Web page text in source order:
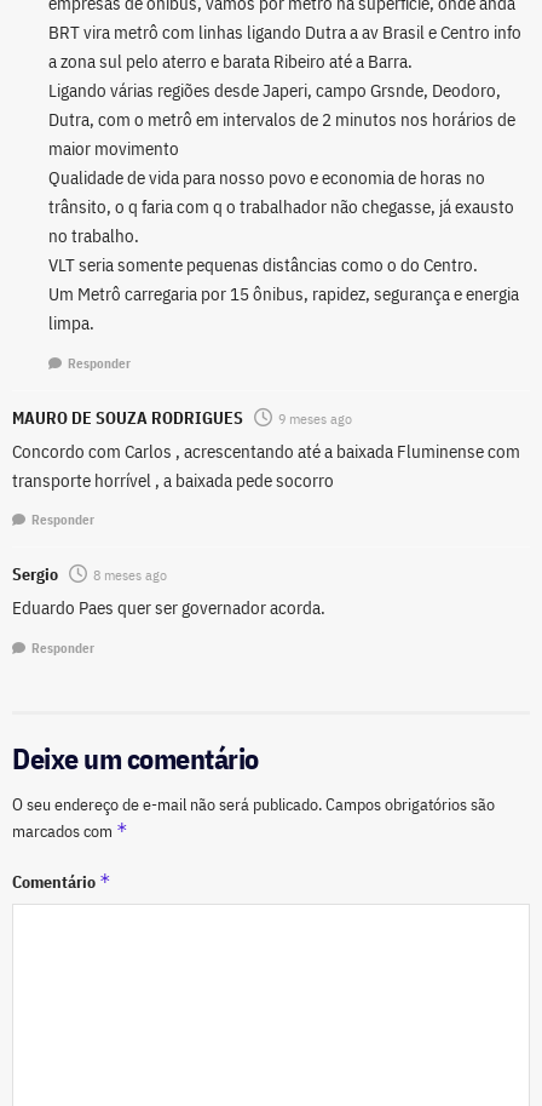
BRT vira metrô com linhas ligando Dutra a av Brasil e Centro info
a zona sul pelo aterro e barata Ribeiro até a Barra.
Ligando várias regiões desde Japeri, campo Grsnde, Deodoro,
Dutra, com o metrô em intervalos de 2 minutos nos horários de
maior movimento
Qualidade de vida para nosso povo e economia de horas no
trânsito, o q faria com q o trabalhador não chegasse, já exausto
no trabalho.
VLT seria somente pequenas distâncias como o do Centro.
Um Metrô carregaria por 15 ônibus, rapidez, segurança e energia
limpa.
Responder
MAURO DE SOUZA RODRIGUES 9 meses ago
Concordo com Carlos , acrescentando até a baixada Fluminense com
transporte horrível , a baixada pede socorro
Responder
Sergio 8 meses ago
Eduardo Paes quer ser governador acorda.
Responder
Deixe um comentário
O seu endereço de e-mail não será publicado.Campos obrigatórios são
marcados com *
Comentário *